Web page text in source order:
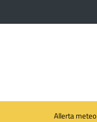
Allerta meteo